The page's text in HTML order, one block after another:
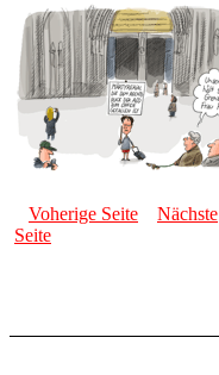
Voherige Seite
Nächste
Seite